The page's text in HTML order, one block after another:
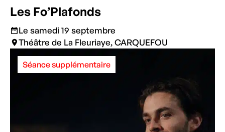
Les Fo’Plafonds
Le samedi 19 septembre
Théâtre de La Fleuriaye, CARQUEFOU
Séance supplémentaire